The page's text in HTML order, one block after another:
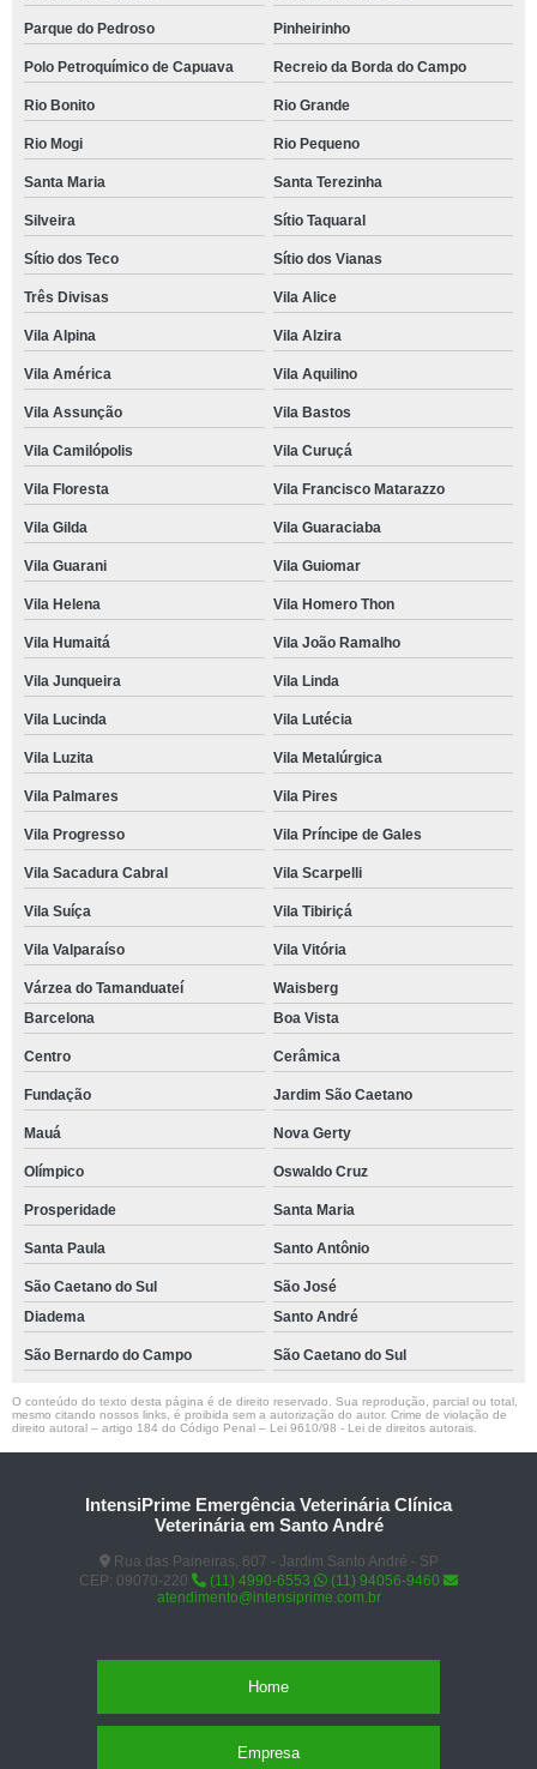
Parque do Pedroso Pinheirinho
Polo Petroquímico de Capuava Recreio da Borda do Campo
Rio Bonito Rio Grande
Rio Mogi Rio Pequeno
Santa Maria Santa Terezinha
Silveira Sítio Taquaral
Sítio dos Teco Sítio dos Vianas
Três Divisas Vila Alice
Vila Alpina Vila Alzira
Vila América Vila Aquilino
Vila Assunção Vila Bastos
Vila Camilópolis Vila Curuçá
Vila Floresta Vila Francisco Matarazzo
Vila Gilda Vila Guaraciaba
Vila Guarani Vila Guiomar
Vila Helena Vila Homero Thon
Vila Humaitá Vila João Ramalho
Vila Junqueira Vila Linda
Vila Lucinda Vila Lutécia
Vila Luzita Vila Metalúrgica
Vila Palmares Vila Pires
Vila Progresso Vila Príncipe de Gales
Vila Sacadura Cabral Vila Scarpelli
Vila Suíça Vila Tibiriçá
Vila Valparaíso Vila Vitória
Várzea do Tamanduateí
Waisberg
Barcelona
Boa Vista
Centro Cerâmica
Fundação Jardim São Caetano
Mauá Nova Gerty
Olímpico Oswaldo Cruz
Prosperidade Santa Maria
Santa Paula Santo Antônio
São Caetano do Sul
São José
Diadema
Santo André
São Bernardo do Campo São Caetano do Sul
O conteúdo do texto desta página é de direito reservado. Sua reprodução, parcial ou total,
mesmo citando nossos links, é proibida sem a autorização do autor. Crime de violação de
direito autoral – artigo 184 do Código Penal – Lei 9610/98 - Lei de direitos autorais
IntensiPrime Emergência Veterinária Clínica
Veterinária em Santo André
Rua das Paineiras, 607 - Jardim Santo André - SP
CEP: 09070-220
(11) 4990-6553
(11) 94056-9460
atendimento@intensiprime.com.br
Home
Empresa